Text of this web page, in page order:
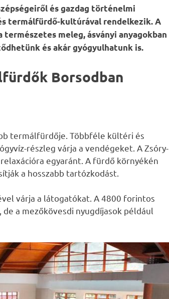
és gazdag történelmi
termálfürdő-kultúrával rendelkezik. A
meleg, ásványi anyagokban
és akár gyógyulhatunk is.
Borsodban
termálfürdője. Többféle kültéri és
részleg várja a vendégeket. A Zsóry-
egyaránt. A fürdő környékén
a hosszabb tartózkodást.
várja a látogatókat. A 4800 forintos
a mezőkövesdi nyugdíjasok például